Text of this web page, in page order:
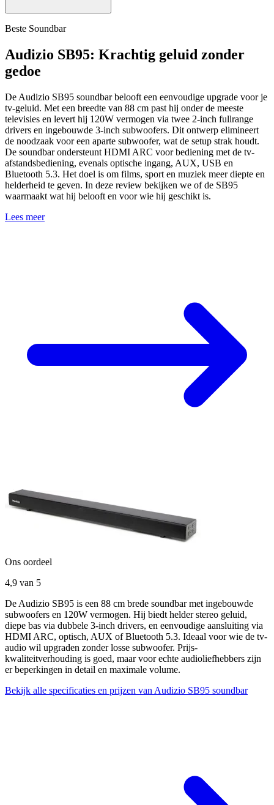
Beste Soundbar
Audizio SB95: Krachtig geluid zonder
gedoe
De Audizio SB95 soundbar belooft een eenvoudige upgrade voor je
tv-geluid. Met een breedte van 88 cm past hij onder de meeste
televisies en levert hij 120W vermogen via twee 2-inch fullrange
drivers en ingebouwde 3-inch subwoofers. Dit ontwerp elimineert
de noodzaak voor een aparte subwoofer, wat de setup strak houdt.
De soundbar ondersteunt HDMI ARC voor bediening met de tv-
afstandsbediening, evenals optische ingang, AUX, USB en
Bluetooth 5.3. Het doel is om films, sport en muziek meer diepte en
helderheid te geven. In deze review bekijken we of de SB95
waarmaakt wat hij belooft en voor wie hij geschikt is.
Lees meer
Ons oordeel
4,9 van 5
De Audizio SB95 is een 88 cm brede soundbar met ingebouwde
subwoofers en 120W vermogen. Hij biedt helder stereo geluid,
diepe bas via dubbele 3-inch drivers, en eenvoudige aansluiting via
HDMI ARC, optisch, AUX of Bluetooth 5.3. Ideaal voor wie de tv-
audio wil upgraden zonder losse subwoofer. Prijs-
kwaliteitverhouding is goed, maar voor echte audioliefhebbers zijn
er beperkingen in detail en maximale volume.
Bekijk alle specificaties en prijzen van Audizio SB95 soundbar